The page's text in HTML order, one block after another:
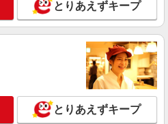
とりあえずキープ
とりあえずキープ